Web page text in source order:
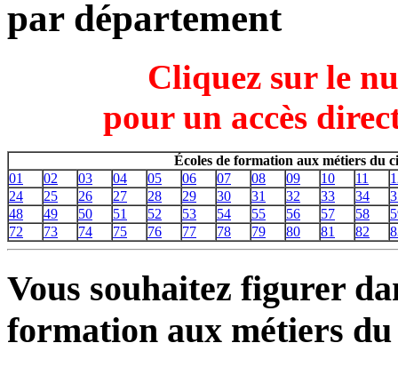
par département
Cliquez sur le
pour un accès
Écoles de formation aux métiers du
01
02 03 04 05 06 07 08 09 10 11
24
25 26 27 28 29 30 31 32 33 34
48
49 50 51 52 53 54 55 56 57 58
72
73 74 75 76 77 78 79 80 81 82
Vous souhaitez figurer
formation aux métiers du